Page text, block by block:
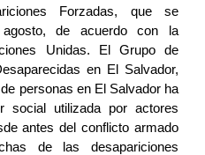
Forzadas, que se
de acuerdo con la
Unidas. El Grupo de
en El Salvador,
personas en El Salvador ha
social utilizada por actores
antes del conflicto armado
de las desapariciones